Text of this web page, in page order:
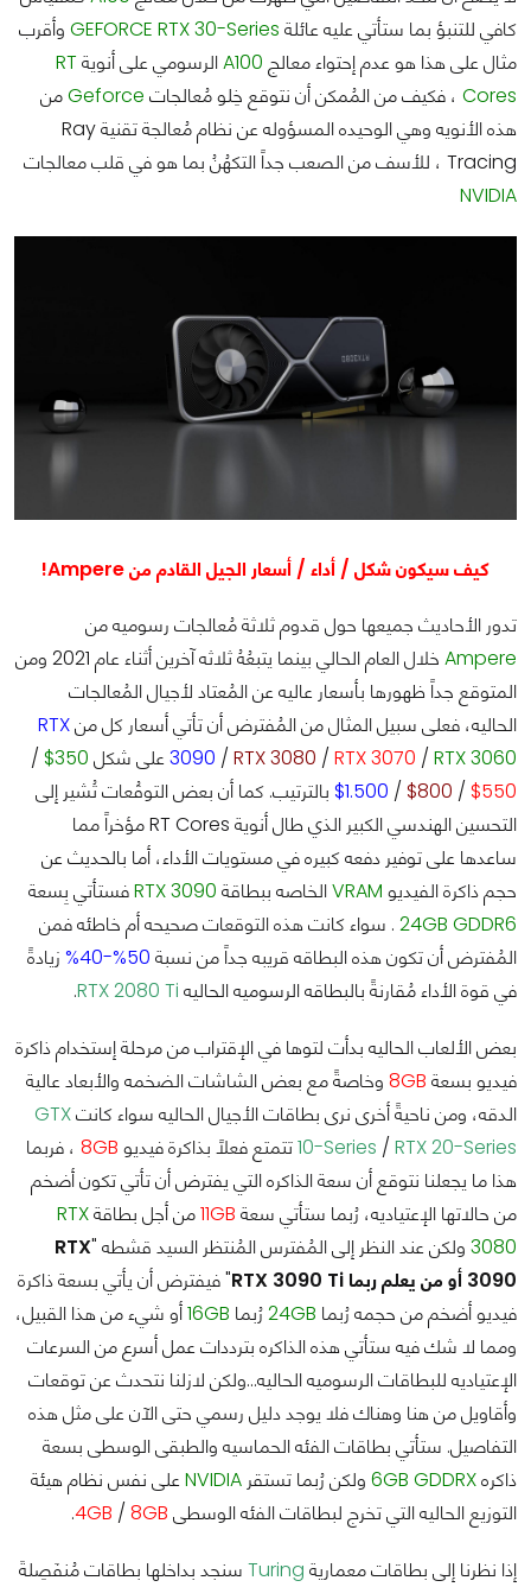
كافي للتنبؤ بما ستأتي عليه عائلة GEFORCE RTX 30-Series وأقرب
مثال على هذا هو عدم إحتواء معالج A100الرسومي على أنوية RT
Cores ، فكيف من المُمكن أن نتوقع خِلو مُعالجات Geforceمن
هذه الأنويه وهي الوحيده المسؤوله عن نظام مُعالجة تقنية Ray
Tracing ، للأسف من الصعب جداً التكهُنُ بما هو في قلب معالجات
NVIDIA
كيف سيكون شكل / أداء / أسعار الجيل القادم من Ampere!
تدور الأحاديث جميعها حول قدوم ثلاثة مُعالجات رسوميه من
Ampere
خلال العام الحالي بينما يتبعُهُ ثلاثه آخرين أثناء عام 2021 ومن
المتوقع جداً ظهورها بأسعار عاليه عن المُعتاد لأجيال المُعالجات
الحاليه، فعلى سبيل المثال من المُفترض أن تأتي أسعار كل منRTX
3090 / RTX 3080 / RTX 3070 / RTX 3060 على شكل 350$
/
550$
/
800$
/
1.500$
بالترتيب. كما أن بعض التوقُعات تُشير إلى
التحسين الهندسي الكبير الذي طال أنوية RT Cores مؤخراً مما
ساعدها على توفير دفعه كبيره في مستويات الأداء، أما بالحديث عن
حجم ذاكرة الفيديو VRAMالخاصه ببطاقة RTX 3090فستأتي بِسعة
24GB GDDR6 . سواء كانت هذه التوقعات صحيحه أم خاطئه فمن
المُفترض أن تكون هذه البطاقه قريبه جداً من نسبة 50%-40%
زيادةً
في قوة الأداء مُقارنةً بالبطاقه الرسوميه الحاليه RTX 2080 Ti
.
بعض الألعاب الحاليه بدأت لتوها في الإقتراب من مرحلة إستخدام ذاكرة
فيديو بسعة 8GB وخاصةً مع بعض الشاشات الضخمه والأبعاد عالية
الدقه، ومن ناحيةً أخرى نرى بطاقات الأجيال الحاليه سواء كانتGTX
10-Series / RTX 20-Series تتمتع فعلاً بذاكرة فيديو 8GB ، فربما
هذا ما يجعلنا نتوقع أن سعة الذاكره التي يفترض أن تأتي تكون أضخم
من حالاتها الإعتياديه، رُبما ستأتي سعة 11GBمن أجل بطاقةRTX
3080 ولكن عند النظر إلى المُفترس المُنتظر السيد قشطه "RTX
3090 أو من يعلم ربما RTX 3090 Ti
" فيفترض أن يأتي بسعة ذاكرة
فيديو أضخم من حجمه رُبما 24GBرُبما 16GBأو شيء من هذا القبيل،
ومما لا شك فيه ستأتي هذه الذاكره بترددات عمل أسرع من السرعات
الإعتياديه للبطاقات الرسوميه الحاليه…ولكن لازلنا نتحدث عن توقعات
وأقاويل من هنا وهناك فلا يوجد دليل رسمي حتى الآن على مثل هذه
التفاصيل. ستأتي بطاقات الفئه الحماسيه والطبقى الوسطى بسعة
ذاكره6GB GDDRX ولكن رُبما تستقر NVIDIAعلى نفس نظام هيئة
التوزيع الحاليه التي تخرج لبطاقات الفئه الوسطى
4GB / 8GB
.
إذا نظرنا إلى بطاقات معمارية Turing سنجد بداخلها بطاقات مُنفَصِلةَ